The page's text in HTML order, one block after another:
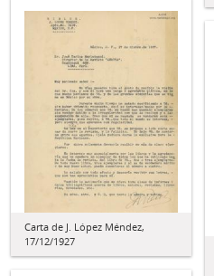
Carta de J. López Méndez,
17/12/1927